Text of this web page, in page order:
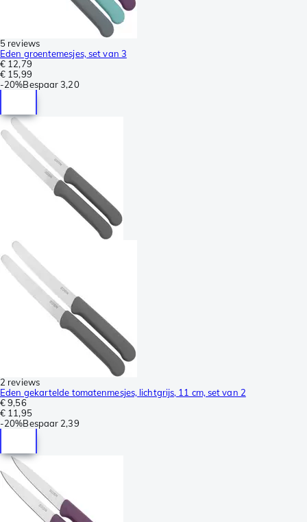
5 reviews
Eden groentemesjes, set van 3
€ 12,79
€ 15,99
-20%Bespaar 3,20
2 reviews
Eden gekartelde tomatenmesjes, lichtgrijs, 11 cm, set van 2
€ 9,56
€ 11,95
-20%Bespaar 2,39